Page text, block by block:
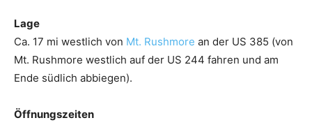
Lage
Ca. 17 mi westlich von Mt. Rushmore an der US 385 (von
Mt. Rushmore westlich auf der US 244 fahren und am
Ende südlich abbiegen).
Öffnungszeiten